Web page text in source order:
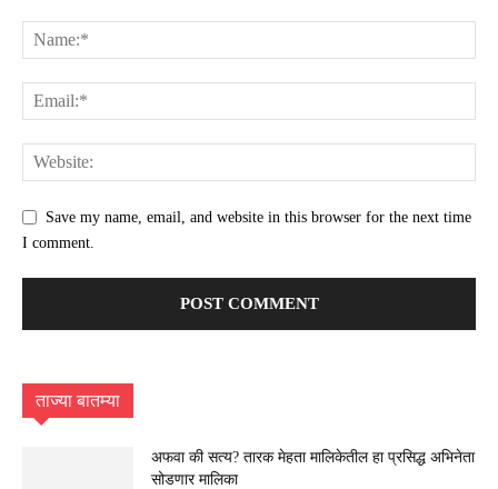
Save my name, email, and website in this browser for the next time
I comment.
ताज्या बातम्या
अफवा की सत्य? तारक मेहता मालिकेतील हा प्रसिद्ध अभिनेता
सोडणार मालिका